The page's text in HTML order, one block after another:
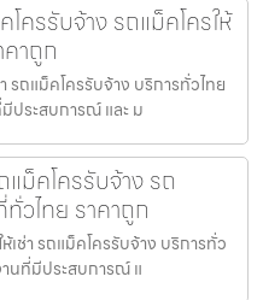
โครรับจ้าง รถแม็คโครให้
าถูก
รถแม็คโครรับจ้าง บริการทั่วไทย
ประสบการณ์ และ ม
ม็คโครรับจ้าง รถ
วไทย ราคาถูก
เช่า รถแม็คโครรับจ้าง บริการทั่ว
นที่มีประสบการณ์ แ